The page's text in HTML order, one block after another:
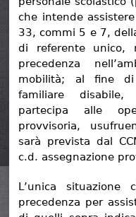
che intende
33, commi 5 e 7,
di referente unico,
precedenza
mobilità; al fine di
familiare
partecipa alle
provvisoria,
sarà prevista dal
c.d. assegnazione
L’unica
precedenza per